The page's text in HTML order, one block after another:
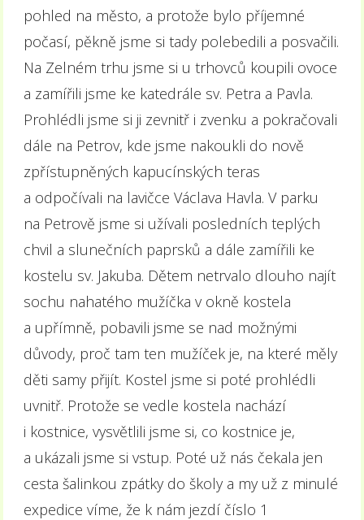
pohled na město, a protože bylo příjemné
počasí, pěkně jsme si tady polebedili a posvačili.
Na Zelném trhu jsme si u trhovců koupili ovoce
a zamířili jsme ke katedrále sv. Petra a Pavla.
Prohlédli jsme si ji zevnitř i zvenku a pokračovali
dále na Petrov, kde jsme nakoukli do nově
zpřístupněných kapucínských teras
a odpočívali na lavičce Václava Havla. V parku
na Petrově jsme si užívali posledních teplých
chvil a slunečních paprsků a dále zamířili ke
kostelu sv. Jakuba. Dětem netrvalo dlouho najít
sochu nahatého mužíčka v okně kostela
a upřímně, pobavili jsme se nad možnými
důvody, proč tam ten mužíček je, na které měly
děti samy přijít. Kostel jsme si poté prohlédli
uvnitř. Protože se vedle kostela nachází
i kostnice, vysvětlili jsme si, co kostnice je,
a ukázali jsme si vstup. Poté už nás čekala jen
cesta šalinkou zpátky do školy a my už z minulé
expedice víme, že k nám jezdí číslo 1